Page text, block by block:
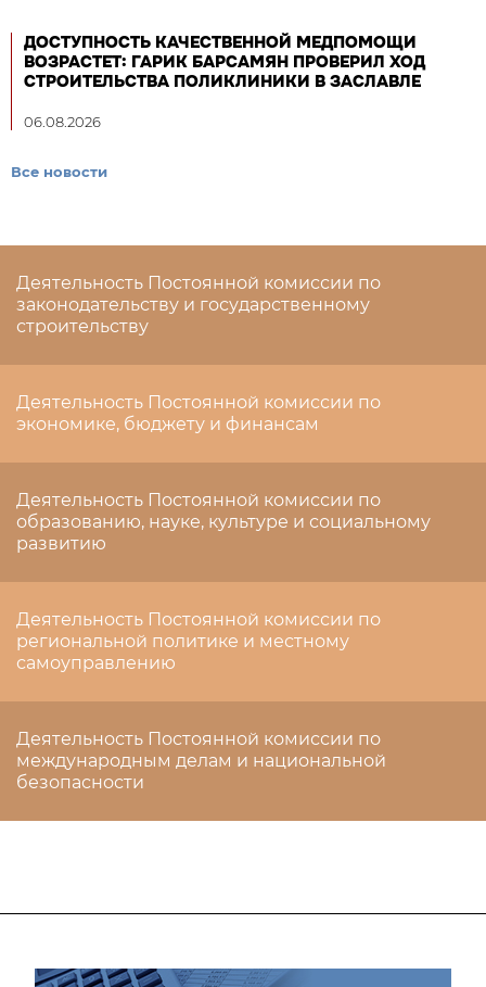
ДОСТУПНОСТЬ КАЧЕСТВЕННОЙ МЕДПОМОЩИ
ВОЗРАСТЕТ: ГАРИК БАРСАМЯН ПРОВЕРИЛ ХОД
СТРОИТЕЛЬСТВА ПОЛИКЛИНИКИ В ЗАСЛАВЛЕ
06.08.2026
Все новости
Деятельность Постоянной комиссии по
законодательству и государственному
строительству
Деятельность Постоянной комиссии по
экономике, бюджету и финансам
Деятельность Постоянной комиссии по
образованию, науке, культуре и социальному
развитию
Деятельность Постоянной комиссии по
региональной политике и местному
самоуправлению
Деятельность Постоянной комиссии по
международным делам и национальной
безопасности